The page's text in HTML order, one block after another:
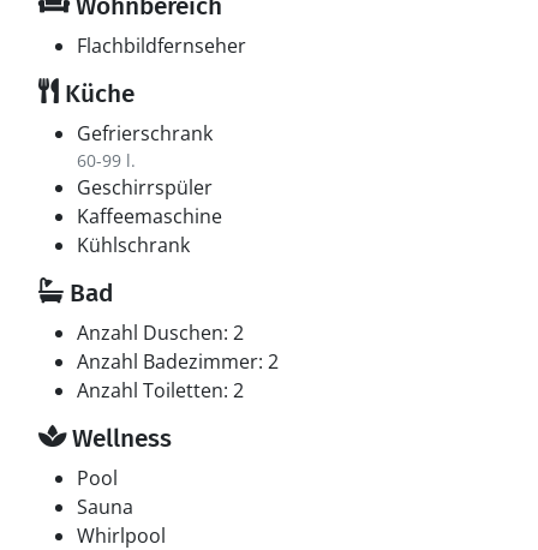
Flachbildfernseher
Küche
Gefrierschrank
60-99 l.
Geschirrspüler
Kaffeemaschine
Kühlschrank
Bad
Anzahl Duschen: 2
Anzahl Badezimmer: 2
Anzahl Toiletten: 2
Wellness
Pool
Sauna
Whirlpool